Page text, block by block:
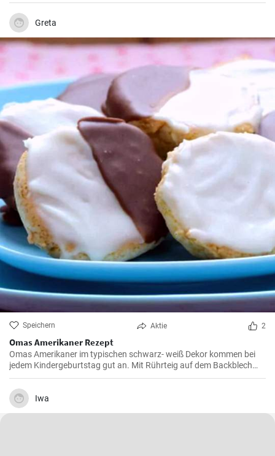
Greta
Speichern Aktie 2
Omas Amerikaner Rezept
Omas Amerikaner im typischen schwarz- weiß Dekor kommen bei
jedem Kindergeburtstag gut an. Mit Rührteig auf dem Backblech
kann man sie einfach backen. Zuletzt werden die Amerikaner dick
mit Zuckerguß bestrichen.
Iwa